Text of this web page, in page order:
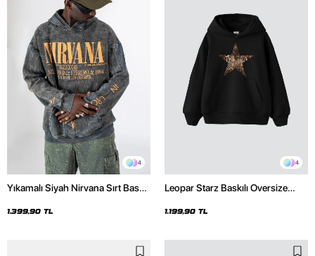
4
Yıkamalı Siyah Nirvana Sırt Baskılı
1.399,90 TL
4
Leopar Starz Baskılı Oversize
1.199,90 TL